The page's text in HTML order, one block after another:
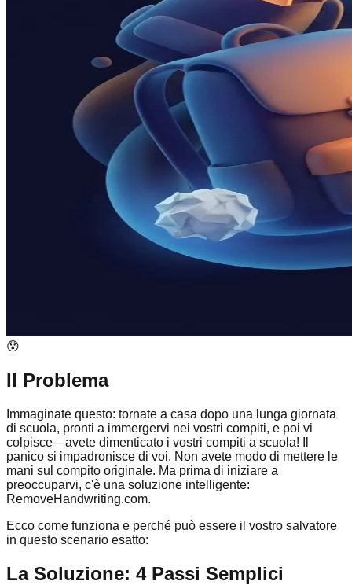
😰
Il Problema
Immaginate questo: tornate a casa dopo una lunga giornata
di scuola, pronti a immergervi nei vostri compiti, e poi vi
colpisce—avete dimenticato i vostri compiti a scuola! Il
panico si impadronisce di voi. Non avete modo di mettere le
mani sul compito originale. Ma prima di iniziare a
preoccuparvi, c'è una soluzione intelligente:
RemoveHandwriting.com.
Ecco come funziona e perché può essere il vostro salvatore
in questo scenario esatto:
La Soluzione: 4 Passi Semplici